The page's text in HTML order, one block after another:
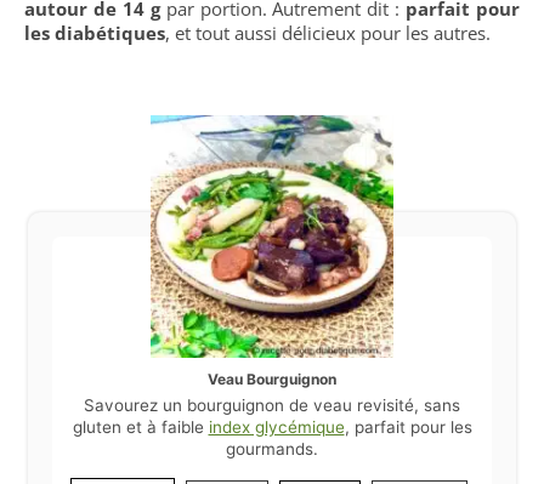
autour de 14 gpar portion. Autrement dit : parfait pour
les diabétiques, et tout aussi délicieux pour les autres.
Veau Bourguignon
Savourez un bourguignon de veau revisité, sans
gluten et à faible index glycémique, parfait pour les
gourmands.